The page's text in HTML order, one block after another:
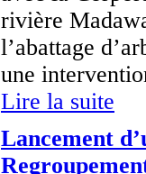
rivière
l’abattage
une
Lire la suite
Lancement